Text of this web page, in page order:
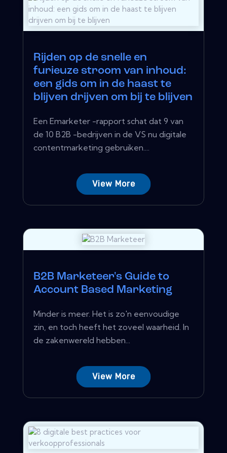
Rijden op de snelle en
furieuze stroom van inhoud:
een gids om in de haast te
blijven drijven om bij te blijven
Een Emarketer -rapport schat dat 9 van
de 10 B2B -bedrijven in de VS nu digitale
contentmarketing gebruiken....
View More
B2B Marketeer's Guide to
Account Based Marketing
Minder is meer. Het is zo'n eenvoudige
zin, en toch heeft het zoveel waarheid. In
de zakenwereld hebben...
View More